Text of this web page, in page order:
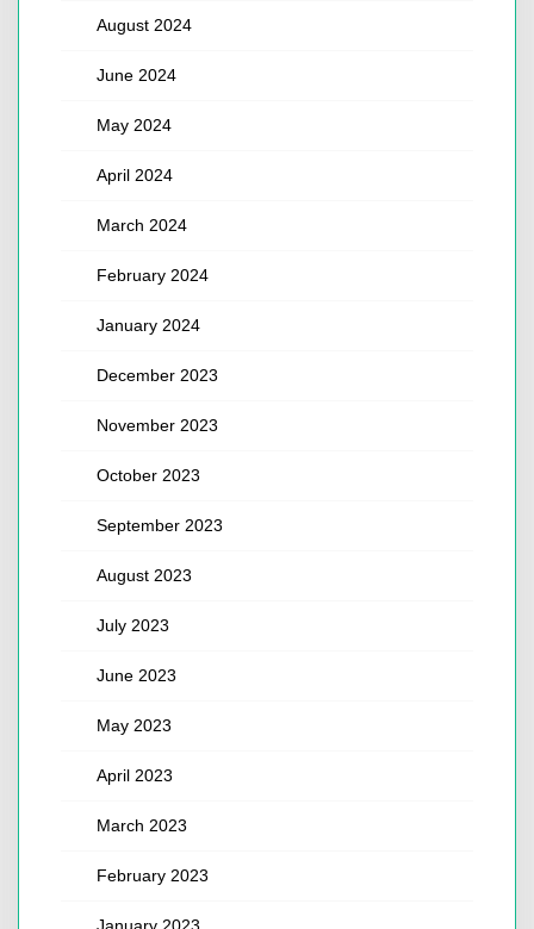
August 2024
June 2024
May 2024
April 2024
March 2024
February 2024
January 2024
December 2023
November 2023
October 2023
September 2023
August 2023
July 2023
June 2023
May 2023
April 2023
March 2023
February 2023